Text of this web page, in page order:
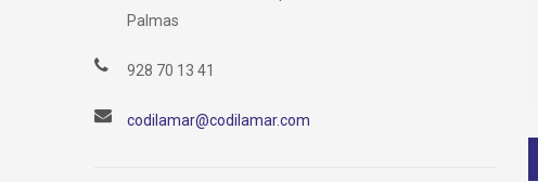
Palmas
928 70 13 41
codilamar@codilamar.com